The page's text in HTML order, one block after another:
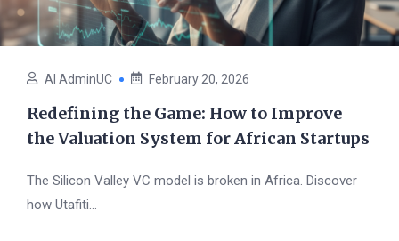
AI AdminUC February 20, 2026
Redefining the Game: How to Improve
the Valuation System for African Startups
The Silicon Valley VC model is broken in Africa. Discover
how Utafiti...